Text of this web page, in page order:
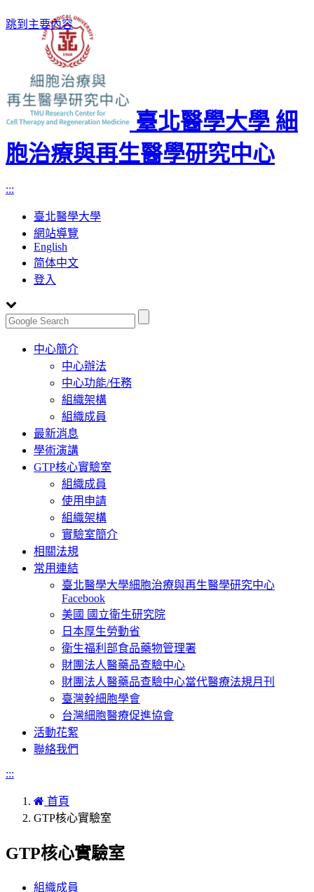
跳到主要內容
臺北醫學大學 細
胞治療與再生醫學研究中心
:::
臺北醫學大學
網站導覽
English
简体中文
登入
Toggle
navigation
中心簡介
中心辦法
中心功能/任務
組織架構
組織成員
最新消息
學術演講
GTP核心實驗室
組織成員
使用申請
組織架構
實驗室簡介
相關法規
常用連結
臺北醫學大學細胞治療與再生醫學研究中心
Facebook
美國 國立衛生研究院
日本厚生勞動省
衛生福利部食品藥物管理署
財團法人醫藥品查驗中心
財團法人醫藥品查驗中心當代醫療法規月刊
臺灣幹細胞學會
台灣細胞醫療促進協會
活動花絮
聯絡我們
:::
首頁
GTP核心實驗室
GTP核心實驗室
組織成員